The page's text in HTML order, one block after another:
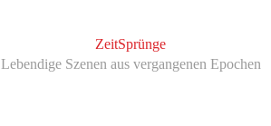
ZeitSprünge
Lebendige Szenen aus vergangenen Epochen